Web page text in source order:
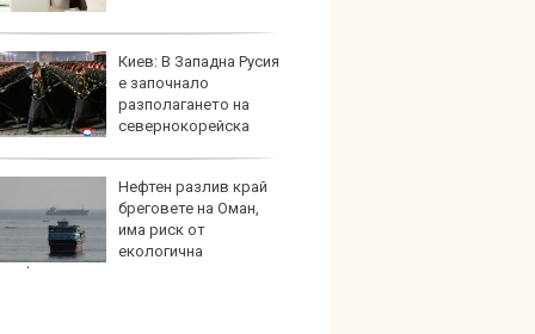
Киев: В Западна Русия
е започнало
разполагането на
севернокорейска
Нефтен разлив край
бреговете на Оман,
има риск от
екологична